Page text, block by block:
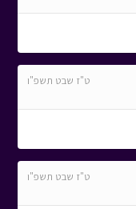
ט"ז שבט תשפ"ו
ט"ז שבט תשפ"ו